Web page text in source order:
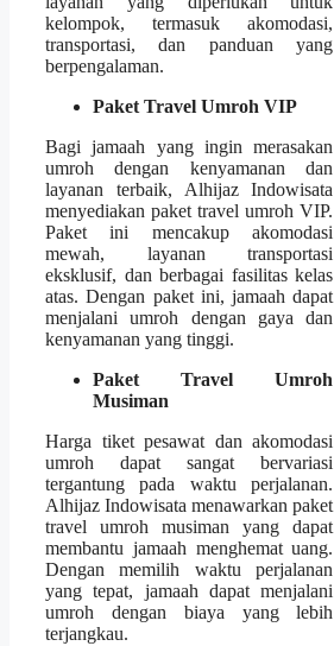
kelompok, termasuk akomodasi,
transportasi, dan panduan yang
berpengalaman.
Paket Travel Umroh VIP
Bagi jamaah yang ingin merasakan
umroh dengan kenyamanan dan
layanan terbaik, Alhijaz Indowisata
menyediakan paket travel umroh VIP.
Paket ini mencakup akomodasi
mewah, layanan transportasi
eksklusif, dan berbagai fasilitas kelas
atas. Dengan paket ini, jamaah dapat
menjalani umroh dengan gaya dan
kenyamanan yang tinggi.
Paket Travel Umroh
Musiman
Harga tiket pesawat dan akomodasi
umroh dapat sangat bervariasi
tergantung pada waktu perjalanan.
Alhijaz Indowisata menawarkan paket
travel umroh musiman yang dapat
membantu jamaah menghemat uang.
Dengan memilih waktu perjalanan
yang tepat, jamaah dapat menjalani
umroh dengan biaya yang lebih
terjangkau.